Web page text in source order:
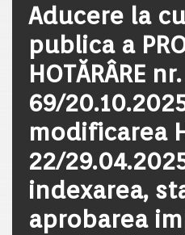
Aducere la
publica a
HOTĂRÂRE nr.
69/
modificarea
22/
indexarea,
aprobarea